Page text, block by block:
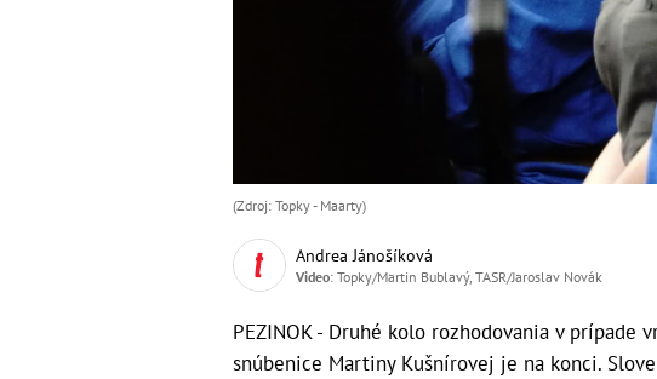
(Zdroj: Topky - Maarty)
Andrea Jánošíková
Video: Topky/Martin Bublavý, TASR/Jaroslav Novák
PEZINOK - Druhé kolo rozhodovania v prípade
snúbenice Martiny Kušnírovej je na konci.